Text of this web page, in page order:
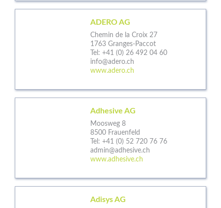
ADERO AG
Chemin de la Croix 27
1763 Granges-Paccot
Tel: +41 (0) 26 492 04 60
info@adero.ch
www.adero.ch
Adhesive AG
Moosweg 8
8500 Frauenfeld
Tel: +41 (0) 52 720 76 76
admin@adhesive.ch
www.adhesive.ch
Adisys AG